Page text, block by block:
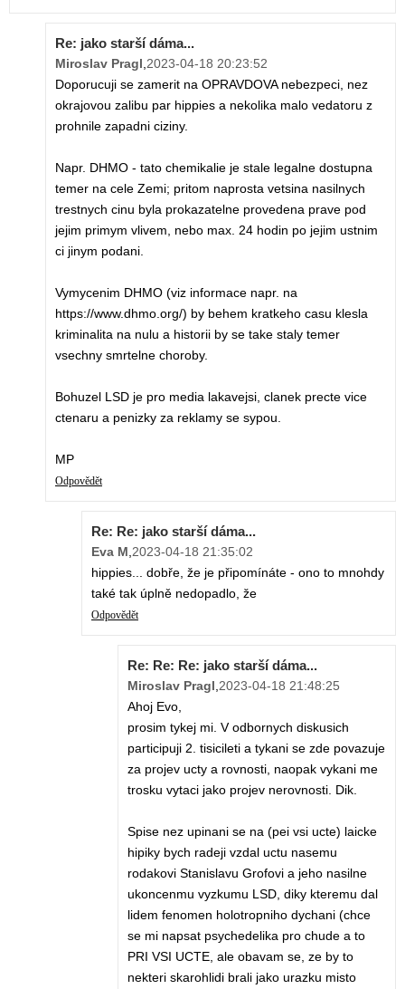
Re: jako starší dáma...
Miroslav Pragl 2023-04-18 20:23:52
Doporucuji se zamerit na OPRAVDOVA nebezpeci, nez
okrajovou zalibu par hippies a nekolika malo vedatoru z
prohnile zapadni ciziny.
Napr. DHMO - tato chemikalie je stale legalne dostupna
temer na cele Zemi; pritom naprosta vetsina nasilnych
trestnych cinu byla prokazatelne provedena prave pod
jejim primym vlivem, nebo max. 24 hodin po jejim ustnim
ci jinym podani.
Vymycenim DHMO (viz informace napr. na
https://www.dhmo.org/) by behem kratkeho casu klesla
kriminalita na nulu a historii by se take staly temer
vsechny smrtelne choroby.
Bohuzel LSD je pro media lakavejsi, clanek precte vice
ctenaru a penizky za reklamy se sypou.
MP
Odpovědět
Re: Re: jako starší dáma...
Eva M 2023-04-18 21:35:02
hippies... dobře, že je připomínáte - ono to mnohdy
také tak úplně nedopadlo, že
Odpovědět
Re: Re: Re: jako starší dáma...
Miroslav Pragl 2023-04-18 21:48:25
Ahoj Evo,
prosim tykej mi. V odbornych diskusich
participuji 2. tisicileti a tykani se zde povazuje
za projev ucty a rovnosti, naopak vykani me
trosku vytaci jako projev nerovnosti. Dik.
Spise nez upinani se na (pei vsi ucte) laicke
hipiky bych radeji vzdal uctu nasemu
rodakovi Stanislavu Grofovi a jeho nasilne
ukoncenmu vyzkumu LSD, diky kteremu dal
lidem fenomen holotropniho dychani (chce
se mi napsat psychedelika pro chude a to
PRI VSI UCTE, ale obavam se, ze by to
nekteri skarohlidi brali jako urazku misto